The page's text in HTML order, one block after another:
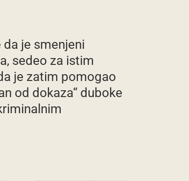
je smenjeni
sedeo za istim
je zatim pomogao
od dokaza“ duboke